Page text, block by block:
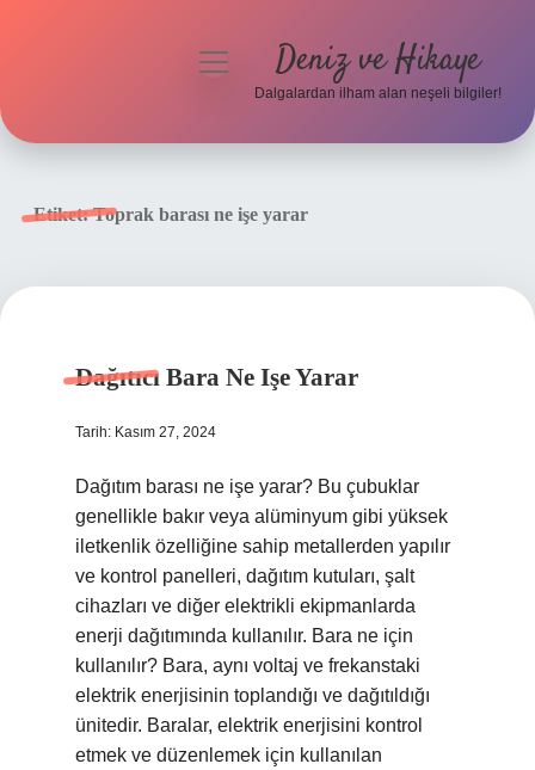
menüyü
Deniz ve Hikaye
Dalgalardan ilham alan neşeli bilgiler!
Etiket:Toprak barası ne işe yarar
Dağıtıcı Bara Ne Işe Yarar
Tarih: Kasım 27, 2024
Dağıtım barası ne işe yarar? Bu çubuklar
genellikle bakır veya alüminyum gibi yüksek
iletkenlik özelliğine sahip metallerden yapılır
ve kontrol panelleri, dağıtım kutuları, şalt
cihazları ve diğer elektrikli ekipmanlarda
enerji dağıtımında kullanılır. Bara ne için
kullanılır? Bara, aynı voltaj ve frekanstaki
elektrik enerjisinin toplandığı ve dağıtıldığı
ünitedir. Baralar, elektrik enerjisini kontrol
etmek ve düzenlemek için kullanılan